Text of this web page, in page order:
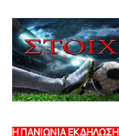
Η ΠΑΝΙΩΝΙΑ ΕΚΔΗΛΩΣΗ